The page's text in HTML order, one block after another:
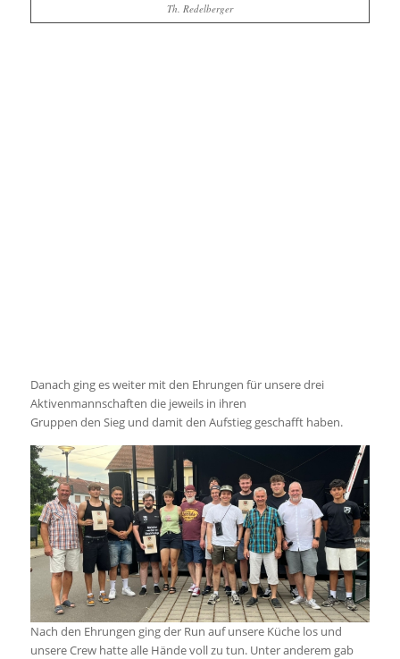
Th. Redelberger
Danach ging es weiter mit den Ehrungen für unsere drei
Aktivenmannschaften die jeweils in ihren
Gruppen den Sieg und damit den Aufstieg geschafft haben.
Nach den Ehrungen ging der Run auf unsere Küche los und
unsere Crew hatte alle Hände voll zu tun. Unter anderem gab